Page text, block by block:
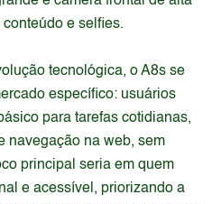
e selfies.
tecnológica, o A8s se
específico: usuários
para tarefas cotidianas,
navegação na web, sem
principal seria em quem
e acessível, priorizando a